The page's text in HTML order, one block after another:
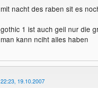
mit nacht des raben sit es
gothic 1 ist auch geil nur die
man kann nciht alles haben
22:23, 19.10.2007